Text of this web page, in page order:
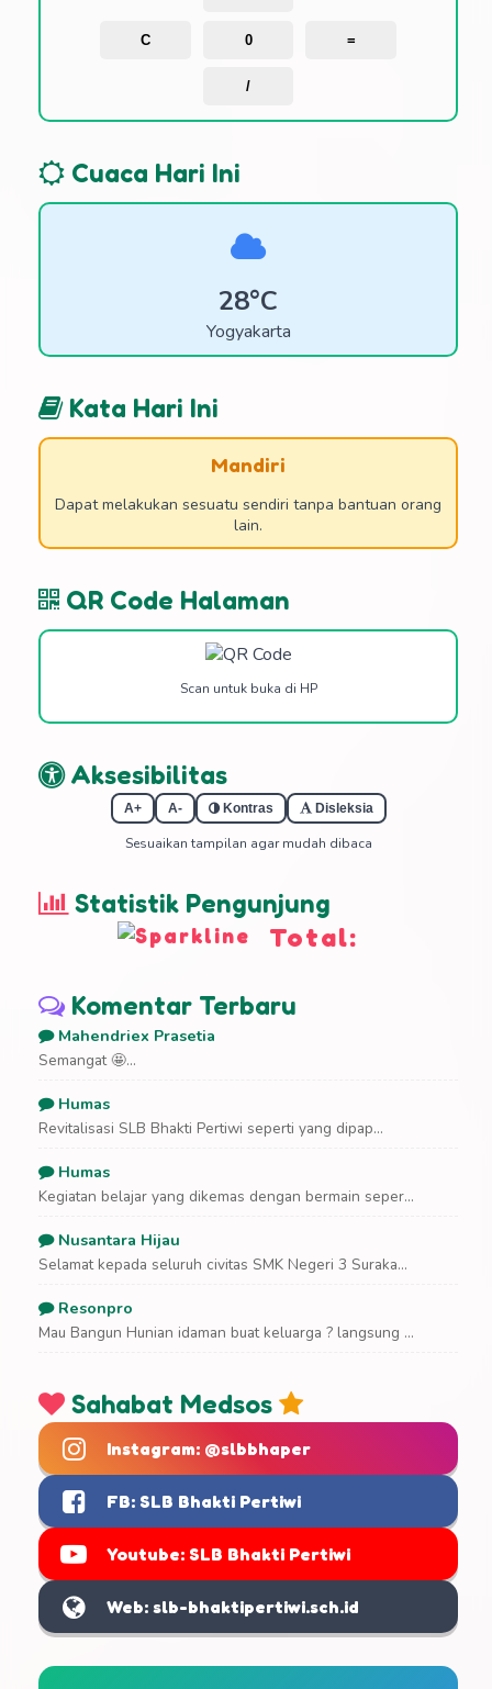
C 0 =
/
Cuaca Hari Ini
28°C
Yogyakarta
Kata Hari Ini
Mandiri
Dapat melakukan sesuatu sendiri tanpa bantuan orang
lain.
QR Code Halaman
Scan untuk buka di HP
Aksesibilitas
A+ A- Kontras Disleksia
Sesuaikan tampilan agar mudah dibaca
Statistik Pengunjung
Total:
Komentar Terbaru
Mahendriex Prasetia
Semangat 🤩...
Humas
Revitalisasi SLB Bhakti Pertiwi seperti yang dipap...
Humas
Kegiatan belajar yang dikemas dengan bermain seper...
Nusantara Hijau
Selamat kepada seluruh civitas SMK Negeri 3 Suraka...
Resonpro
Mau Bangun Hunian idaman buat keluarga ? langsung ...
Sahabat Medsos
Instagram: @slbbhaper
FB: SLB Bhakti Pertiwi
Youtube: SLB Bhakti Pertiwi
Web: slb-bhaktipertiwi.sch.id